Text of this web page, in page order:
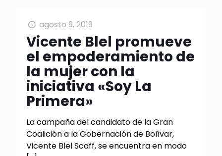
agosto 9, 2019
Vicente Blel promueve
el empoderamiento de
la mujer con la
iniciativa «Soy La
Primera»
La campaña del candidato de la Gran
Coalición a la Gobernación de Bolívar,
Vicente Blel Scaff, se encuentra en modo